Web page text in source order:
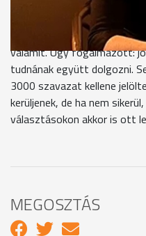
Seres Mária szerint a Civil
közösségért dolgoztak, és
valamit. Úgy fogalmazott:
tudnának együtt dolgozni.
3000 szavazat kellene
kerüljenek, de ha nem
választásokon akkor is ott
MEGOSZTÁS